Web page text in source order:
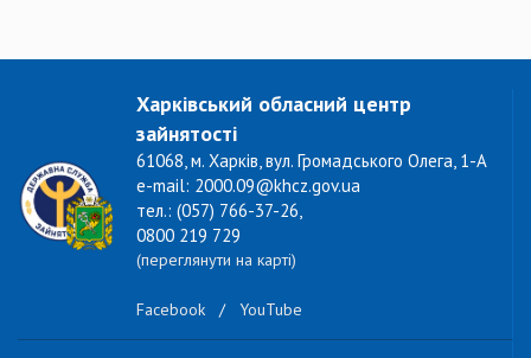
Харківський обласний центр
зайнятості
61068, м. Харків, вул. Громадського Олега, 1-А
e-mail: 2000.09@khcz.gov.ua
тел.: (057) 766-37-26,
0800 219 729
(переглянути на карті)
Facebook / YouTube